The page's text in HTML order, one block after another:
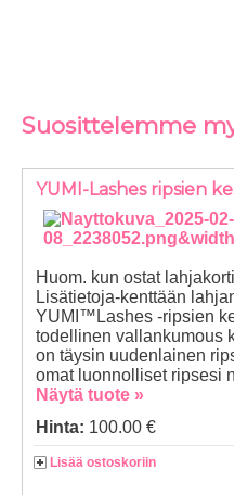
Suosittelemme
YUMI-Lashes ripsien
Huom. kun ostat
Lisätietoja-kenttään
YUMI™Lashes -ripsien
todellinen vallankumous
on täysin uudenlainen
omat luonnolliset ripsesi
Näytä tuote »
Hinta: 100.00 €
Lisää ostoskoriin